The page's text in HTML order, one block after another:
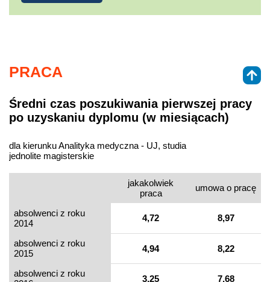
PRACA
Średni czas poszukiwania pierwszej pracy
po uzyskaniu dyplomu (w miesiącach)
dla kierunku Analityka medyczna - UJ, studia
jednolite magisterskie
jakakolwiek
praca
umowa o pracę
absolwenci z roku
2014
4,72 8,97
absolwenci z roku
2015
4,94 8,22
absolwenci z roku
3,25 7,68